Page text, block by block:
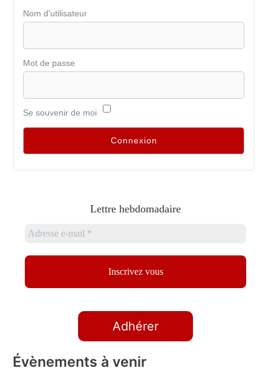
Nom d'utilisateur
Mot de passe
Se souvenir de moi
Lettre hebdomadaire
Adhérer
Évènements à venir